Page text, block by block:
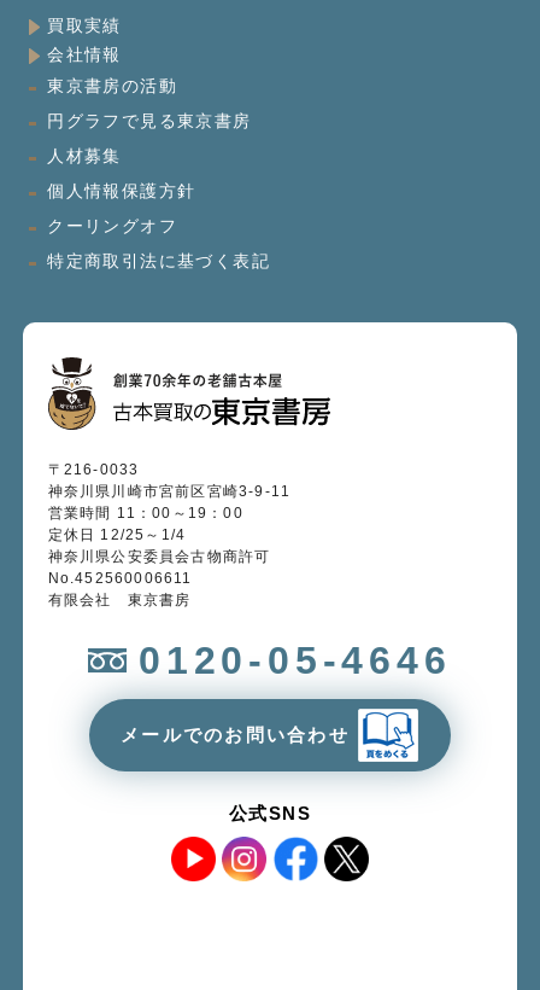
買取実績
会社情報
東京書房の活動
円グラフで見る東京書房
人材募集
個人情報保護方針
クーリングオフ
特定商取引法に基づく表記
〒216-0033
神奈川県川崎市宮前区宮崎3-9-11
営業時間 11：00～19：00
定休日 12/25～1/4
神奈川県公安委員会古物商許可
No.452560006611
有限会社 東京書房
0120-05-4646
メールでのお問い合わせ
公式SNS